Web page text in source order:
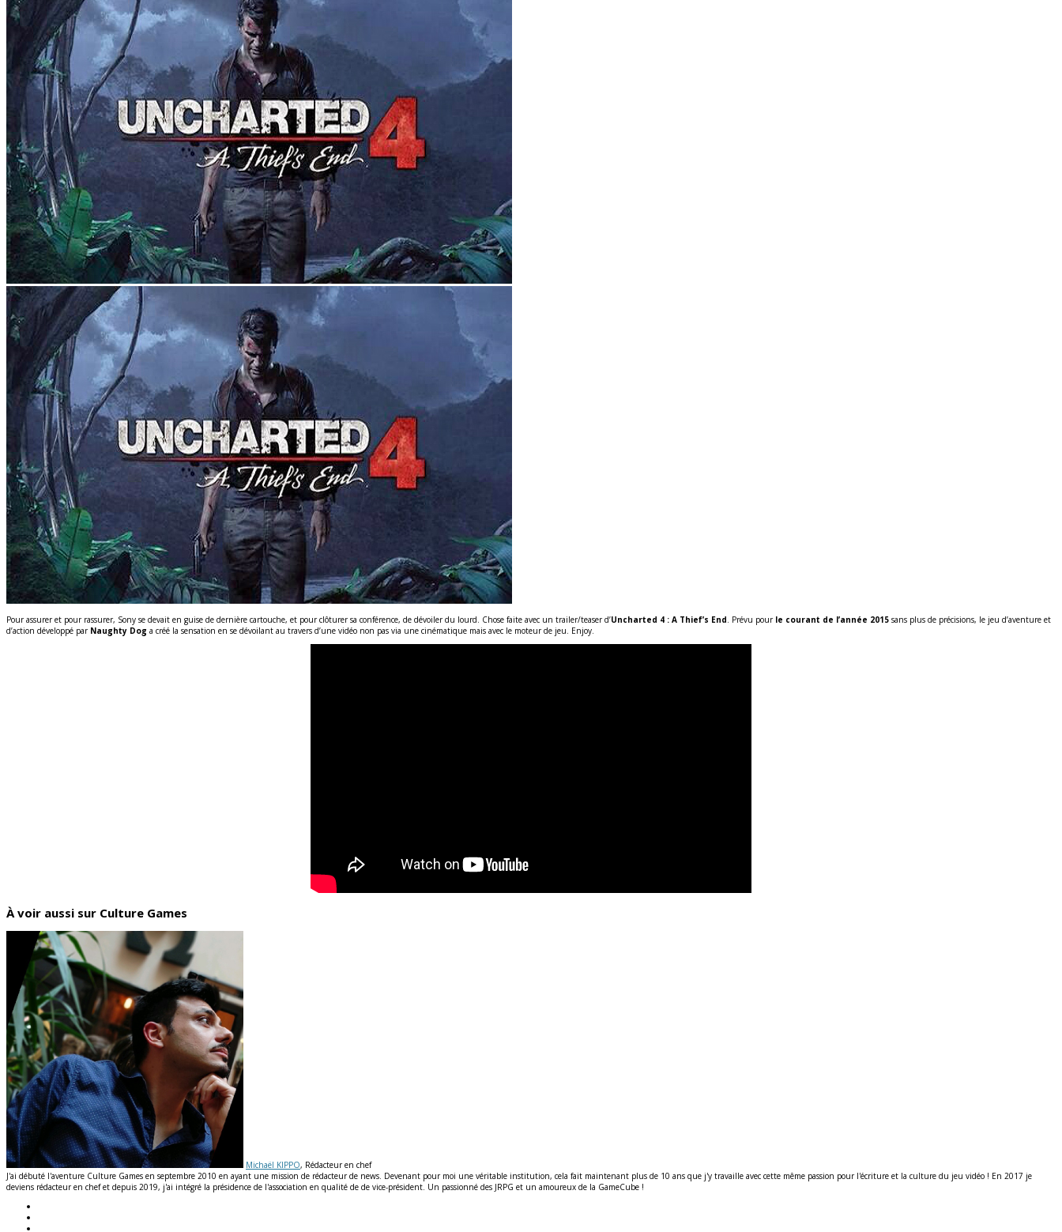
Pour assurer et pour rassurer, Sony se devait en guise de dernière cartouche, et pour clôturer sa conférence, de dévoiler du lourd. Chose faite avec un trailer/teaser d’Uncharted 4 : A Thief’s End. Prévu pour le courant de l’année 2015 sans plus de précisions, le jeu d’aventure et
d’action développé par Naughty Dog a créé la sensation en se dévoilant au travers d’une vidéo non pas via une cinématique mais avec le moteur de jeu. Enjoy.
À voir aussi sur Culture Games
Michaël KIPPO, Rédacteur en chef
J'ai débuté l'aventure Culture Games en septembre 2010 en ayant une mission de rédacteur de news. Devenant pour moi une véritable institution, cela fait maintenant plus de 10 ans que j'y travaille avec cette même passion pour l'écriture et la culture du jeu vidéo ! En 2017 je
deviens rédacteur en chef et depuis 2019, j'ai intégré la présidence de l'association en qualité de de vice-président. Un passionné des JRPG et un amoureux de la GameCube !